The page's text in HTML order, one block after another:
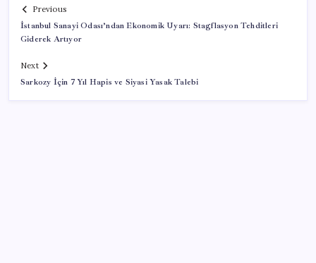
Previous
İstanbul Sanayi Odası’ndan Ekonomik Uyarı: Stagflasyon Tehditleri
Giderek Artıyor
Next
Sarkozy İçin 7 Yıl Hapis ve Siyasi Yasak Talebi